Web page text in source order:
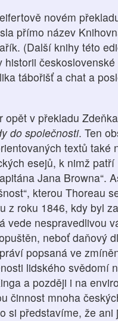
novém
přímo název
(Další knihy této
tábořišť a chat a
v překladu
do společnosti. Ten
textů také
esejů, k nimž patří
Jana Browna“.
kterou Thoreau
z roku 1846, kdy byl
vede nespravedlivou
neboť daňový
popsaná ve
lidského svědomí
a později i na
činnost mnoha
si představíme, že